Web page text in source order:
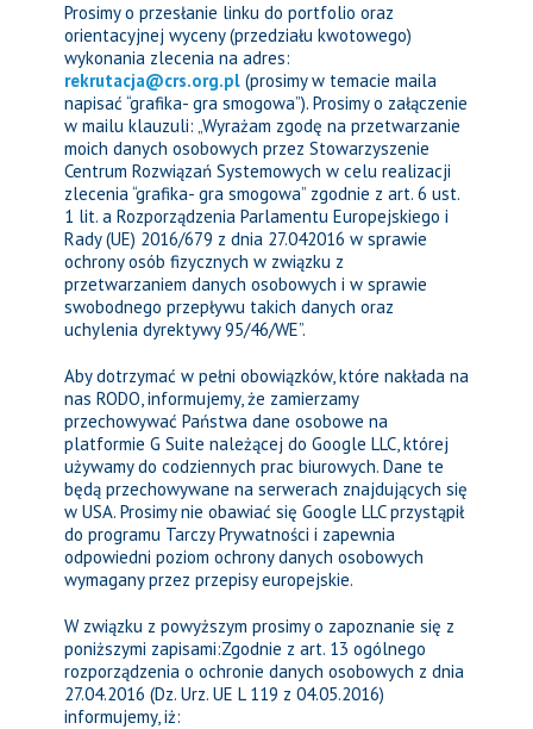
Prosimy o przesłanie linku do portfolio oraz
orientacyjnej wyceny (przedziału kwotowego)
wykonania zlecenia na adres:
rekrutacja@crs.org.pl (prosimy w temacie maila
napisać “grafika- gra smogowa”). Prosimy o załączenie
w mailu klauzuli: „Wyrażam zgodę na przetwarzanie
moich danych osobowych przez Stowarzyszenie
Centrum Rozwiązań Systemowych w celu realizacji
zlecenia “grafika- gra smogowa” zgodnie z art. 6 ust.
1 lit. a Rozporządzenia Parlamentu Europejskiego i
Rady (UE) 2016/679 z dnia 27.042016 w sprawie
ochrony osób fizycznych w związku z
przetwarzaniem danych osobowych i w sprawie
swobodnego przepływu takich danych oraz
uchylenia dyrektywy 95/46/WE”.
Aby dotrzymać w pełni obowiązków, które nakłada na
nas RODO, informujemy, że zamierzamy
przechowywać Państwa dane osobowe na
platformie G Suite należącej do Google LLC, której
używamy do codziennych prac biurowych. Dane te
będą przechowywane na serwerach znajdujących się
w USA. Prosimy nie obawiać się Google LLC przystąpił
do programu Tarczy Prywatności i zapewnia
odpowiedni poziom ochrony danych osobowych
wymagany przez przepisy europejskie.
W związku z powyższym prosimy o zapoznanie się z
poniższymi zapisami:Zgodnie z art. 13 ogólnego
rozporządzenia o ochronie danych osobowych z dnia
27.04.2016 (Dz. Urz. UE L 119 z 04.05.2016)
informujemy, iż: